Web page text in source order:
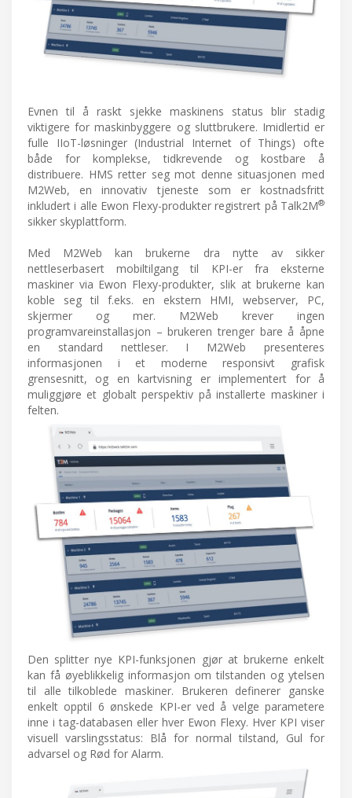
Evnen til å raskt sjekke maskinens status blir stadig
viktigere for maskinbyggere og sluttbrukere. Imidlertid er
fulle IIoT-løsninger (Industrial Internet of Things) ofte
både for komplekse, tidkrevende og kostbare å
distribuere. HMS retter seg mot denne situasjonen med
M2Web, en innovativ tjeneste som er kostnadsfritt
inkludert i alle Ewon Flexy-produkter registrert på Talk2M®
sikker skyplattform.
Med M2Web kan brukerne dra nytte av sikker
nettleserbasert mobiltilgang til KPI-er fra eksterne
maskiner via Ewon Flexy-produkter, slik at brukerne kan
koble seg til f.eks. en ekstern HMI, webserver, PC,
skjermer og mer. M2Web krever ingen
programvareinstallasjon – brukeren trenger bare å åpne
en standard nettleser. I M2Web presenteres
informasjonen i et moderne responsivt grafisk
grensesnitt, og en kartvisning er implementert for å
muliggjøre et globalt perspektiv på installerte maskiner i
felten.
Den splitter nye KPI-funksjonen gjør at brukerne enkelt
kan få øyeblikkelig informasjon om tilstanden og ytelsen
til alle tilkoblede maskiner. Brukeren definerer ganske
enkelt opptil 6 ønskede KPI-er ved å velge parametere
inne i tag-databasen eller hver Ewon Flexy. Hver KPI viser
visuell varslingsstatus: Blå for normal tilstand, Gul for
advarsel og Rød for Alarm.